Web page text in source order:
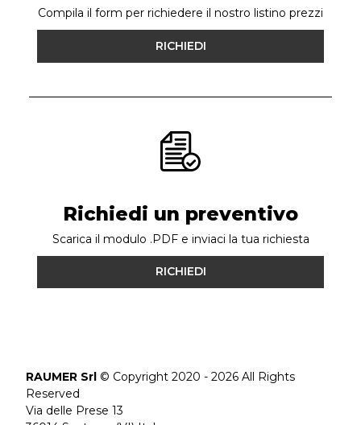
Compila il form per richiedere il nostro listino prezzi
RICHIEDI
Richiedi un preventivo
Scarica il modulo .PDF e inviaci la tua richiesta
RICHIEDI
RAUMER Srl © Copyright 2020 - 2026 All Rights
Reserved
Via delle Prese 13